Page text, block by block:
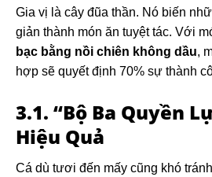
Gia vị là cây đũa thần. Nó biến
giản thành món ăn tuyệt tác. Với
bạc bằng nồi chiên không dầu,
hợp sẽ quyết định 70% sự thành
3.1. “Bộ Ba Quyền
Hiệu Quả
Cá dù tươi đến mấy cũng khó